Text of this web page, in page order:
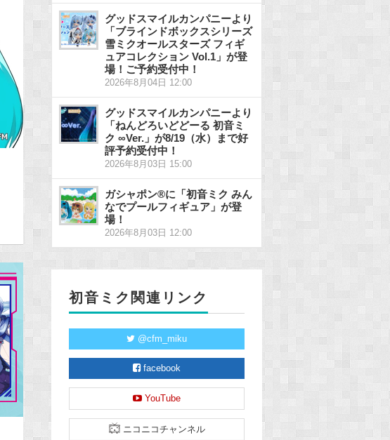
グッドスマイルカンパニーより
「ブラインドボックスシリーズ
雪ミクオールスターズ フィギ
ュアコレクション Vol.1」が登
場！ご予約受付中！
2026年8月04日 12:00
グッドスマイルカンパニーより
「ねんどろいどどーる 初音ミ
ク ∞Ver.」が8/19（水）まで好
評予約受付中！
2026年8月03日 15:00
ガシャポン®に「初音ミク みん
なでプールフィギュア」が登
場！
2026年8月03日 12:00
初音ミク関連リンク
@cfm_miku
facebook
YouTube
ニコニコチャンネル